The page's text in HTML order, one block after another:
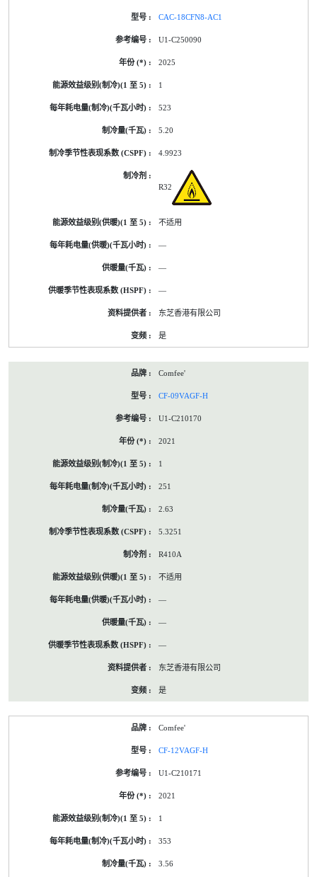
CAC-18CFN8-AC1
U1-C250090
2025
1
523
5.20
4.9923
R32
不适用
—
—
—
东芝香港有限公司
是
Comfee'
CF-09VAGF-H
U1-C210170
2021
1
251
2.63
5.3251
R410A
不适用
—
—
—
东芝香港有限公司
是
Comfee'
CF-12VAGF-H
U1-C210171
2021
1
353
3.56